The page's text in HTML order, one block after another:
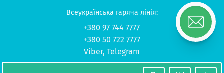
Всеукраїнська гаряча лінія:
+380 97 744 7777
+380 50 722 7777
Viber, Telegram